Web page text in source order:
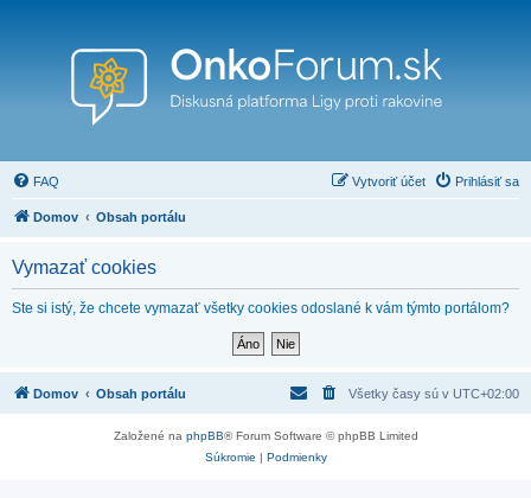
FAQ Prihlásiť sa
Vytvoriť účet
Domov Obsah portálu
Vymazať cookies
Ste si istý, že chcete vymazať všetky cookies odoslané k vám týmto portálom?
Domov Obsah portálu Všetky časy sú v UTC+02:00
Založené na phpBB® Forum Software © phpBB Limited
Súkromie | Podmienky